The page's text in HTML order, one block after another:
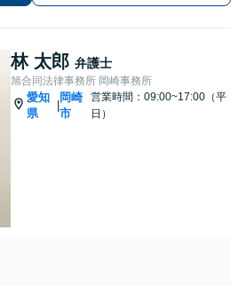
分】
林 太郎 弁護士
旭合同法律事務所 岡崎事務所
愛知
県
|
岡崎
市
営業時間：09:00~17:00（平
日）